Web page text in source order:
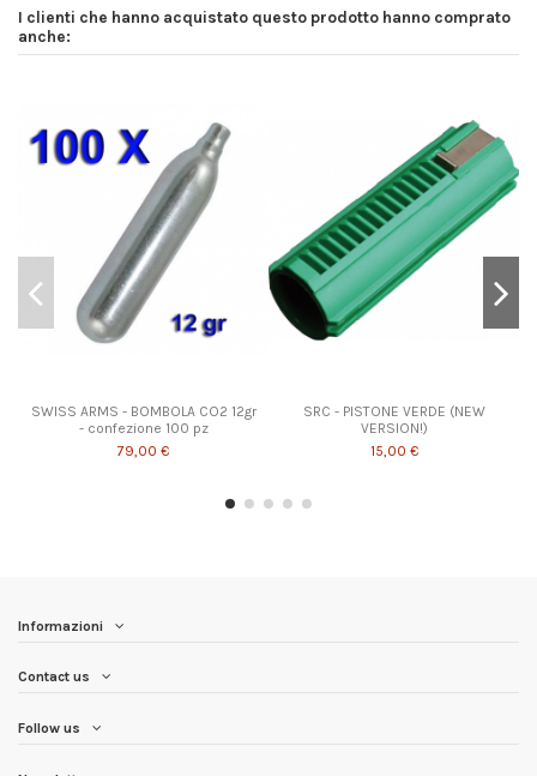
I clienti che hanno acquistato questo prodotto hanno comprato
anche:
SWISS ARMS - BOMBOLA CO2 12gr
- confezione 100 pz
79,00 €
SRC - PISTONE VERDE (NEW
VERSION!)
15,00 €
Informazioni
Contact us
Follow us